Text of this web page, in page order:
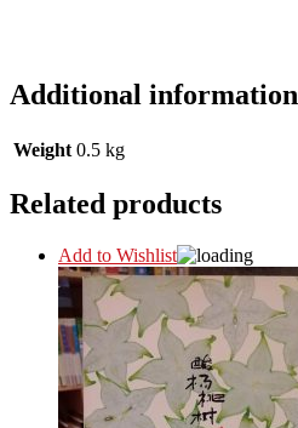
Additional information
Weight 0.5 kg
Related products
Add to Wishlist